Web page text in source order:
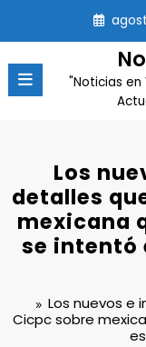
contenido
"Noticias en
Los
detalles
mexicana
se intentó
Los nuevos e
Cicpc sobre